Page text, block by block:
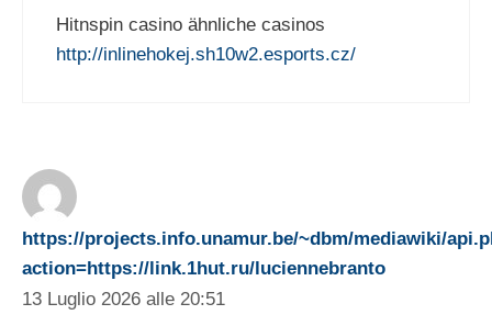
Hitnspin casino ähnliche casinos
http://inlinehokej.sh10w2.esports.cz/
https://projects.info.unamur.be/~dbm/mediawiki/
action=https://link.1hut.ru/luciennebranto
13 Luglio 2026 alle 20:51